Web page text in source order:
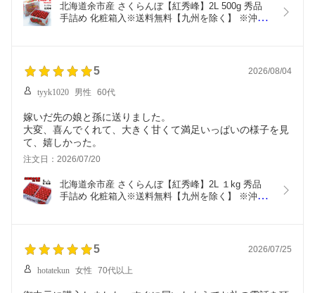
北海道余市産 さくらんぼ【紅秀峰】2L 500g 秀品
手詰め 化粧箱入※送料無料【九州を除く】 ※沖縄
5 2026/08/04
tyyk1020 男性 60代
嫁いだ先の娘と孫に送りました。
大変、喜んでくれて、大きく甘くて満足いっぱいの様子を見
て、嬉しかった。
注文日：2026/07/20
北海道余市産 さくらんぼ【紅秀峰】2L １kg 秀品
手詰め 化粧箱入※送料無料【九州を除く】 ※沖縄
5 2026/07/25
hotatekun 女性 70代以上